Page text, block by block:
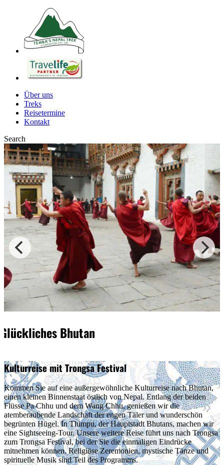
Über uns
Treks
Reisetermine
Kontakt
Search
Glückliches Bhutan
Kulturreise mit Trongsa Festival
Kommen Sie auf eine außergewöhnliche Kulturreise nach Bhutan,
einen kleinen Binnenstaat östlich von Nepal. Entlang der beiden
Flüsse Pa Chhu und dem Wang Chhu, genießen wir die
atemberaubende Landschaft der engen Täler und wunderschön
begrünten Hügel. In Thimpu, der Hauptstadt Bhutans, machen wir
eine Sightseeing-Tour. Unsere weitere Reise führt uns nach Trongsa
zum Trongsa Festival, bei der Sie die einmaligen Eindrücke
mitnehmen können. Religiöse Zeremonien, mystische Tänze und
spirituelle Musik sind Teil des Programms.